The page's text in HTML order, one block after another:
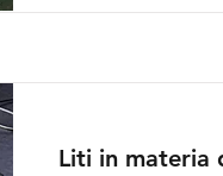
Liti in